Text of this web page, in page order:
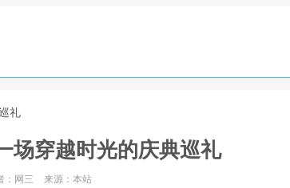
礼
场穿越时光的庆典巡礼
：网三 来源：本站